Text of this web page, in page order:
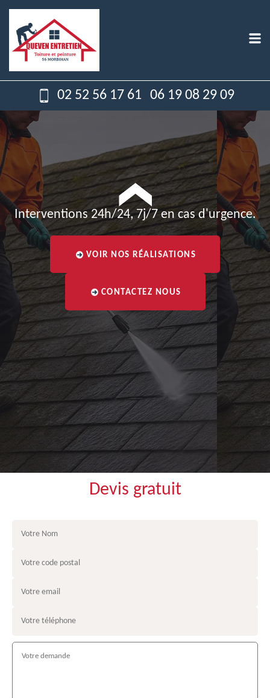
02 52 56 17 61 06 19 08 29 09
Interventions 24h/24, 7j/7 en cas d'urgence.
VOIR NOS RÉALISATIONS
CONTACTEZ NOUS
Devis gratuit